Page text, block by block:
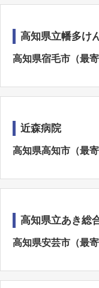
高知県立幡多け
高知県宿毛市（最
近森病院
高知県高知市（最
高知県立あき総
高知県安芸市（最